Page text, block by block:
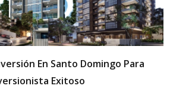
En Santo Domingo Para
Exitoso